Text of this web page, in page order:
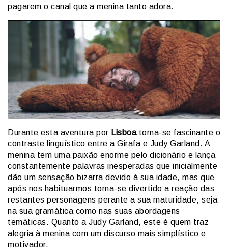
pagarem o canal que a menina tanto adora.
Durante esta aventura por Lisboatorna-se fascinante o
contraste linguístico entre a Girafa e Judy Garland. A
menina tem uma paixão enorme pelo dicionário e lança
constantemente palavras inesperadas que inicialmente
dão um sensação bizarra devido à sua idade, mas que
após nos habituarmos torna-se divertido a reação das
restantes personagens perante a sua maturidade, seja
na sua gramática como nas suas abordagens
temáticas. Quanto a Judy Garland, este é quem traz
alegria à menina com um discurso mais simplístico e
motivador.